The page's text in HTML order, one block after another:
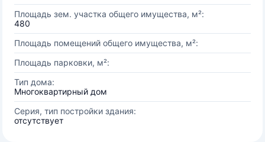
Площадь зем. участка общего имущества, м²:
480
Площадь помещений общего имущества, м²:
Площадь парковки, м²:
Тип дома:
Многоквартирный дом
Серия, тип постройки здания:
отсутствует